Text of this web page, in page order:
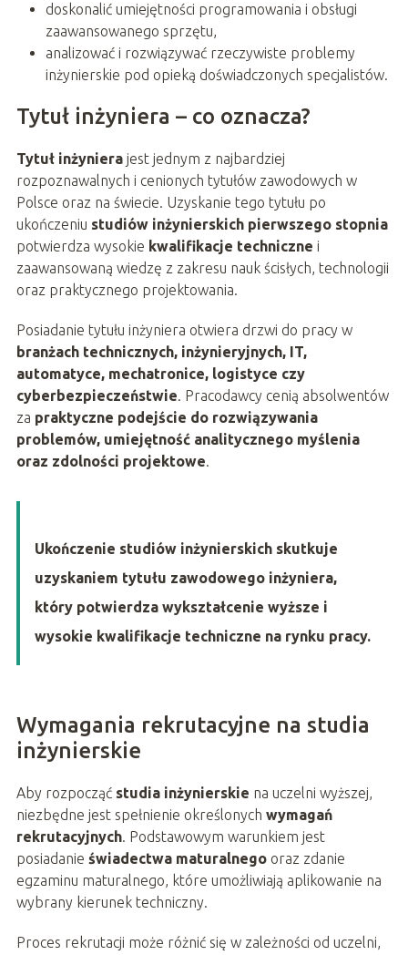
doskonalić umiejętności programowania i obsługi
zaawansowanego sprzętu,
analizować i rozwiązywać rzeczywiste problemy
inżynierskie pod opieką doświadczonych specjalistów.
Tytuł inżyniera – co oznacza?
Tytuł inżynierajest jednym z najbardziej
rozpoznawalnych i cenionych tytułów zawodowych w
Polsce oraz na świecie. Uzyskanie tego tytułu po
ukończeniu studiów inżynierskich pierwszego stopnia
potwierdza wysokie kwalifikacje techniczne i
zaawansowaną wiedzę z zakresu nauk ścisłych, technologii
oraz praktycznego projektowania.
Posiadanie tytułu inżyniera otwiera drzwi do pracy w
branżach technicznych, inżynieryjnych, IT,
automatyce, mechatronice, logistyce czy
cyberbezpieczeństwie. Pracodawcy cenią absolwentów
za praktyczne podejście do rozwiązywania
problemów, umiejętność analitycznego myślenia
oraz zdolności projektowe.
Ukończenie studiów inżynierskich skutkuje
uzyskaniem tytułu zawodowego inżyniera,
który potwierdza wykształcenie wyższe i
wysokie kwalifikacje techniczne na rynku pracy.
Wymagania rekrutacyjne na studia
inżynierskie
Aby rozpocząć studia inżynierskie na uczelni wyższej,
niezbędne jest spełnienie określonych wymagań
rekrutacyjnych. Podstawowym warunkiem jest
posiadanie świadectwa maturalnegooraz zdanie
egzaminu maturalnego, które umożliwiają aplikowanie na
wybrany kierunek techniczny.
Proces rekrutacji może różnić się w zależności od uczelni,